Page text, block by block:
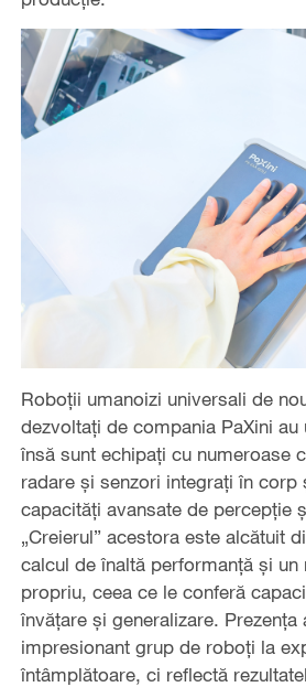
Roboții umanoizi universali de
dezvoltați de compania PaXini
însă sunt echipați cu numeroase
radare și senzori integrați în corp
capacități avansate de percepție
„Creierul” acestora este alcătuit
calcul de înaltă performanță și un
propriu, ceea ce le conferă
învățare și generalizare. Prezența
impresionant grup de roboți la
întâmplătoare, ci reflectă